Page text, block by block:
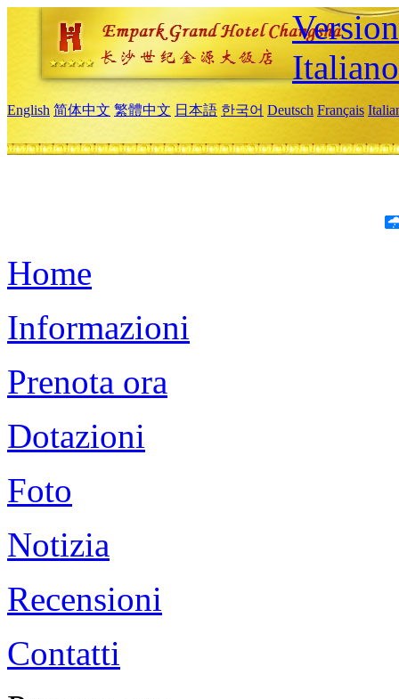
Italiano
English 简体中文 繁體中文 日本語 한국어 Deutsch Français
Home
Informazioni
Prenota ora
Dotazioni
Foto
Notizia
Recensioni
Contatti